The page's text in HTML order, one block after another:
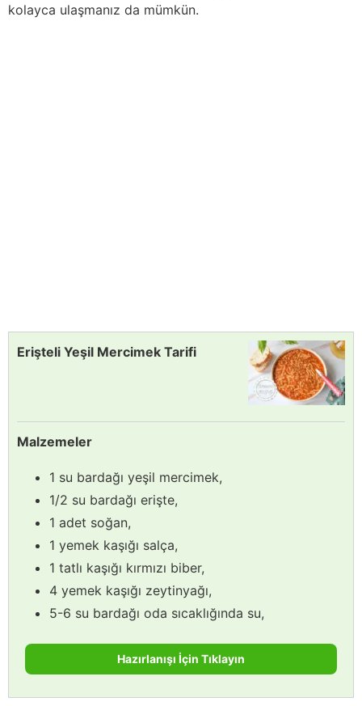
kolayca ulaşmanız da mümkün.
Erişteli Yeşil Mercimek Tarifi
Malzemeler
1 su bardağı yeşil mercimek,
1/2 su bardağı erişte,
1 adet soğan,
1 yemek kaşığı salça,
1 tatlı kaşığı kırmızı biber,
4 yemek kaşığı zeytinyağı,
5-6 su bardağı oda sıcaklığında su,
Hazırlanışı İçin Tıklayın